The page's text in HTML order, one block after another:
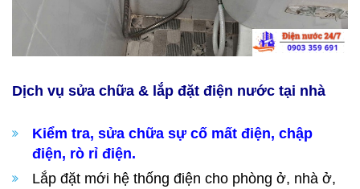
Dịch vụ sửa chữa & lắp đặt điện nước tại nhà
Kiểm tra, sửa chữa sự cố mất điện, chập
điện, rò rỉ điện.
Lắp đặt mới hệ thống điện cho phòng ở, nhà ở,